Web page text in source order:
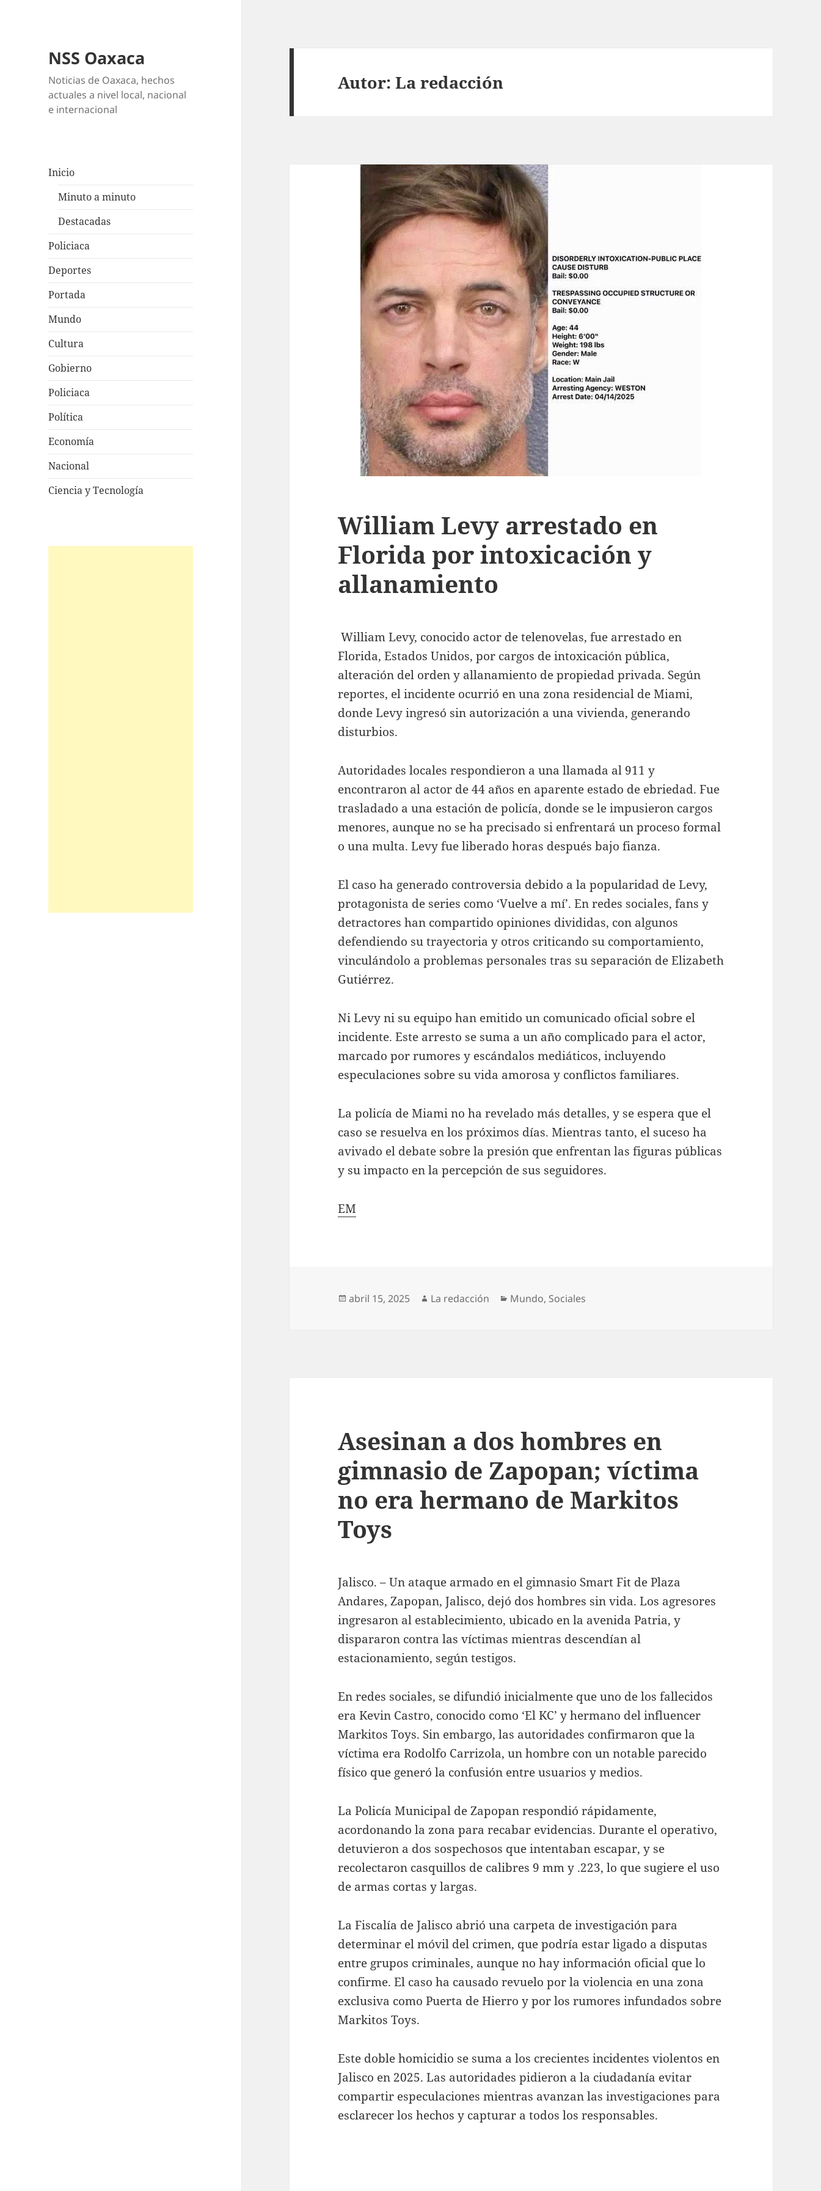
NSS Oaxaca
Noticias de Oaxaca, hechos
actuales a nivel local, nacional
e internacional
Inicio
Minuto a minuto
Destacadas
Policiaca
Deportes
Portada
Mundo
Cultura
Gobierno
Policiaca
Política
Economía
Nacional
Ciencia y Tecnología
Autor:La redacción
William Levy arrestado en
Florida por intoxicación y
allanamiento
William Levy, conocido actor de telenovelas, fue arrestado en
Florida, Estados Unidos, por cargos de intoxicación pública,
alteración del orden y allanamiento de propiedad privada. Según
reportes, el incidente ocurrió en una zona residencial de Miami,
donde Levy ingresó sin autorización a una vivienda, generando
disturbios.
Autoridades locales respondieron a una llamada al 911 y
encontraron al actor de 44 años en aparente estado de ebriedad. Fue
trasladado a una estación de policía, donde se le impusieron cargos
menores, aunque no se ha precisado si enfrentará un proceso formal
o una multa. Levy fue liberado horas después bajo fianza.
El caso ha generado controversia debido a la popularidad de Levy,
protagonista de series como ‘Vuelve a mí’. En redes sociales, fans y
detractores han compartido opiniones divididas, con algunos
defendiendo su trayectoria y otros criticando su comportamiento,
vinculándolo a problemas personales tras su separación de Elizabeth
Gutiérrez.
Ni Levy ni su equipo han emitido un comunicado oficial sobre el
incidente. Este arresto se suma a un año complicado para el actor,
marcado por rumores y escándalos mediáticos, incluyendo
especulaciones sobre su vida amorosa y conflictos familiares.
La policía de Miami no ha revelado más detalles, y se espera que el
caso se resuelva en los próximos días. Mientras tanto, el suceso ha
avivado el debate sobre la presión que enfrentan las figuras públicas
y su impacto en la percepción de sus seguidores.
EM
Publicado
abril 15, 2025 Autor
La redacción Categorías
Mundo, Sociales
Asesinan a dos hombres en
gimnasio de Zapopan; víctima
no era hermano de Markitos
Toys
Jalisco. – Un ataque armado en el gimnasio Smart Fit de Plaza
Andares, Zapopan, Jalisco, dejó dos hombres sin vida. Los agresores
ingresaron al establecimiento, ubicado en la avenida Patria, y
dispararon contra las víctimas mientras descendían al
estacionamiento, según testigos.
En redes sociales, se difundió inicialmente que uno de los fallecidos
era Kevin Castro, conocido como ‘El KC’ y hermano del influencer
Markitos Toys. Sin embargo, las autoridades confirmaron que la
víctima era Rodolfo Carrizola, un hombre con un notable parecido
físico que generó la confusión entre usuarios y medios.
La Policía Municipal de Zapopan respondió rápidamente,
acordonando la zona para recabar evidencias. Durante el operativo,
detuvieron a dos sospechosos que intentaban escapar, y se
recolectaron casquillos de calibres 9 mm y .223, lo que sugiere el uso
de armas cortas y largas.
La Fiscalía de Jalisco abrió una carpeta de investigación para
determinar el móvil del crimen, que podría estar ligado a disputas
entre grupos criminales, aunque no hay información oficial que lo
confirme. El caso ha causado revuelo por la violencia en una zona
exclusiva como Puerta de Hierro y por los rumores infundados sobre
Markitos Toys.
Este doble homicidio se suma a los crecientes incidentes violentos en
Jalisco en 2025. Las autoridades pidieron a la ciudadanía evitar
compartir especulaciones mientras avanzan las investigaciones para
esclarecer los hechos y capturar a todos los responsables.